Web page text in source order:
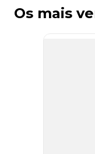
Os mais